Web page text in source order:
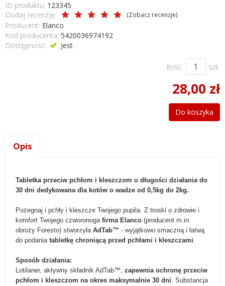
ID produktu: 123345
Dodaj recenzję:
(Zobacz recenzje)
Producent: Elanco
Kod producenta: 5420036974192
Dostępność:
Jest
Ilość: szt.
28,00 zł
Do koszyka
Opis
Tabletka przeciw pchłom i kleszczom o długości działania do
30 dni dedykowana dla kotów o wadze od 0,5kg do 2kg.
Pożegnaj i pchły i kleszcze Twojego pupila. Z troski o zdrowie i
komfort Twojego czworonoga firma Elanco (producent m.in.
obroży Foresto) stworzyła AdTab™ - wyjątkowo smaczną i łatwą
do podaniatabletkę chroniącą przed pchłami i kleszczami.
Sposób działania:
Lotilaner, aktywny składnik AdTab™, zapewnia ochronę przeciw
pchłom i kleszczom na okres maksymalnie 30 dni. Substancja